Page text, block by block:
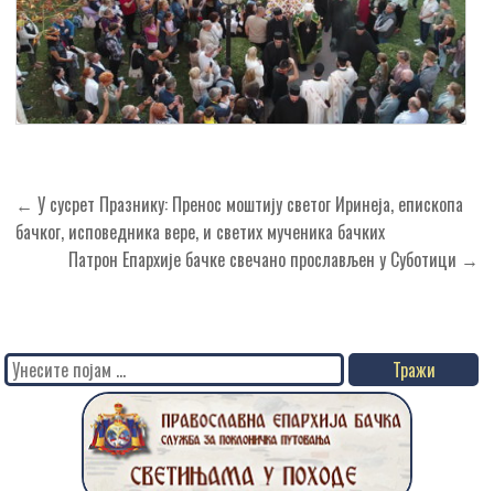
Кретање
чланка
← У сусрет Празнику: Пренос моштију светог Иринеја, епископа
бачког, исповедника вере, и светих мученика бачких
Патрон Епархије бачке свечано прослављен у Суботици →
Search
for: